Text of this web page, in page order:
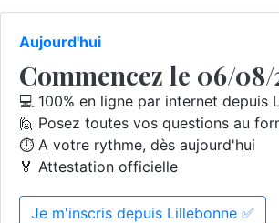
Aujourd'hui
Commencez le 06/
💻 100% en ligne par internet depuis
🙋 Posez toutes vos questions au
⏱️ A votre rythme, dès aujourd'hui
🏅 Attestation officielle
Je m'inscris depuis Lillebonne ✅